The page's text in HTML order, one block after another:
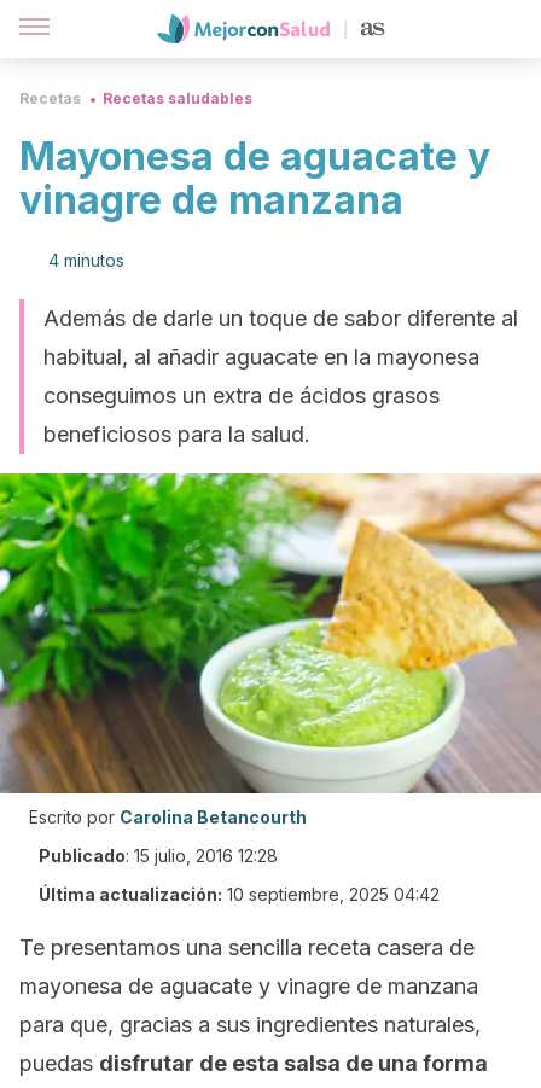
Recetas Recetas saludables
Mayonesa de aguacate y
vinagre de manzana
4 minutos
Además de darle un toque de sabor diferente al
habitual, al añadir aguacate en la mayonesa
conseguimos un extra de ácidos grasos
beneficiosos para la salud.
Escrito por Carolina Betancourth
Publicado: 15 julio, 2016 12:28
Última actualización: 10 septiembre, 2025 04:42
Te presentamos una sencilla receta casera de
mayonesa de aguacate y vinagre de manzana
para que, gracias a sus ingredientes naturales,
puedas disfrutar de esta salsa de una forma